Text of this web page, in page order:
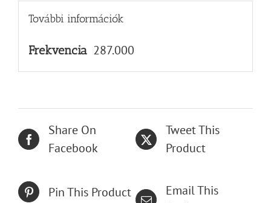
További információk
Frekvencia 287.000
Share On
Facebook
Tweet This
Product
Pin This Product
Email This